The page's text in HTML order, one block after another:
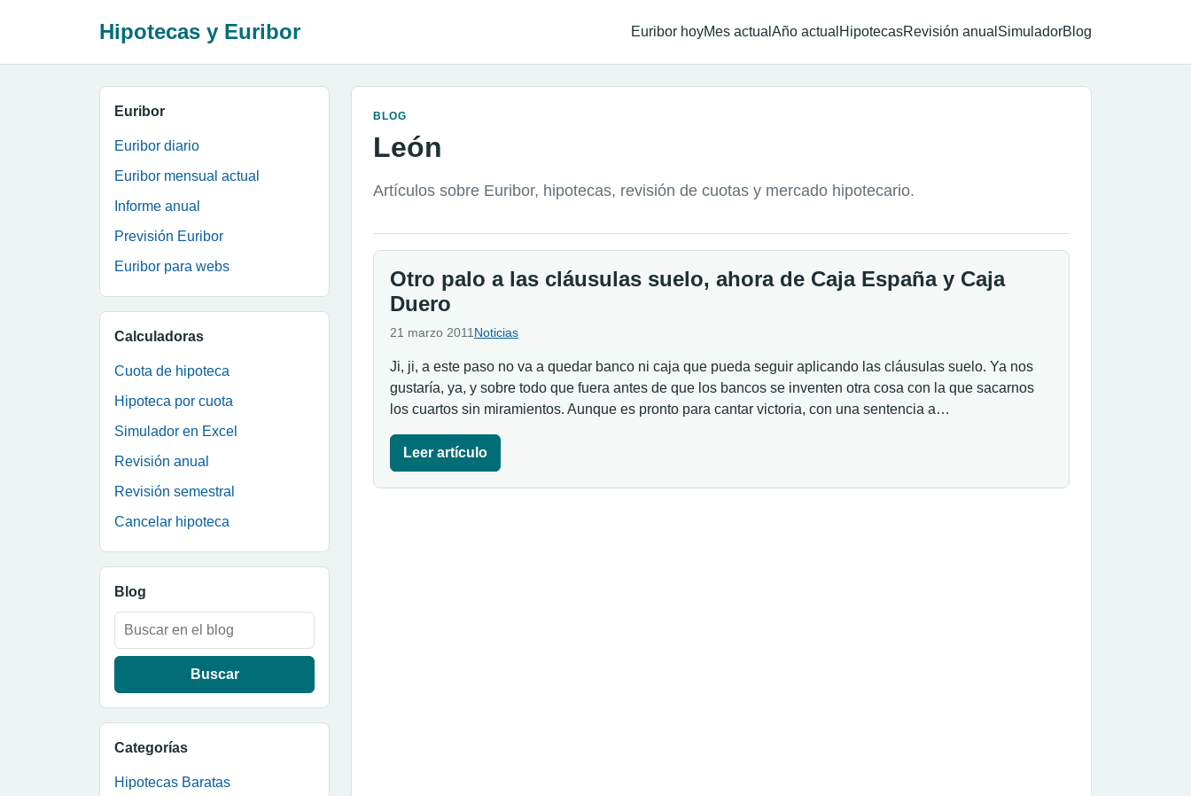
Hipotecas y Euribor Euribor hoyMes actual Año actual HipotecasRevisión anual SimuladorBlog
Euribor
Euribor diario
Euribor mensual actual
Informe anual
Previsión Euribor
Euribor para webs
Calculadoras
Cuota de hipoteca
Hipoteca por cuota
Simulador en Excel
Revisión anual
Revisión semestral
Cancelar hipoteca
Blog
Buscar:
Categorías
Hipotecas Baratas
BLOG
León
Artículos sobre Euribor, hipotecas, revisión de cuotas y mercado hipotecario.
Otro palo a las cláusulas suelo, ahora de Caja España y Caja
Duero
21 marzo 2011 Noticias
Ji, ji, a este paso no va a quedar banco ni caja que pueda seguir aplicando las cláusulas suelo. Ya nos
gustaría, ya, y sobre todo que fuera antes de que los bancos se inventen otra cosa con la que sacarnos
los cuartos sin miramientos. Aunque es pronto para cantar victoria, con una sentencia a…
Leer artículo